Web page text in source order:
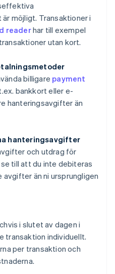
möjligt. Transaktioner i
readerhar till exempel
utan kort.
billigare payment
bankkort eller e-
hanteringsavgifter än
hanteringsavgifter
och utdrag för
till att du inte debiteras
än ni ursprungligen
i slutet av dagen i
transaktion individuellt.
per transaktion och